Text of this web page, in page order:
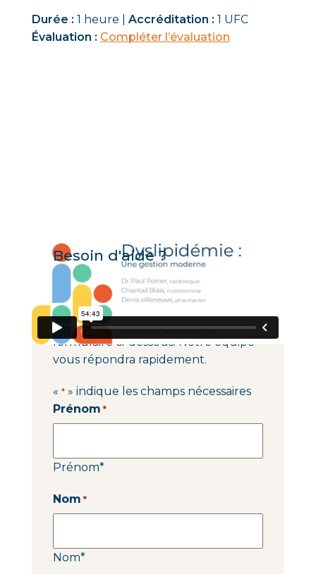
Durée : 1 heure | Accréditation : 1 UFC
Évaluation : Compléter l’évaluation
Besoin d'aide ?
Pour toute question technique ou
administrative concernant cette
formation, veuillez remplir le
formulaire ci-dessous. Notre équipe
vous répondra rapidement.
« *» indique les champs nécessaires
Prénom *
Prénom*
Nom *
Nom*